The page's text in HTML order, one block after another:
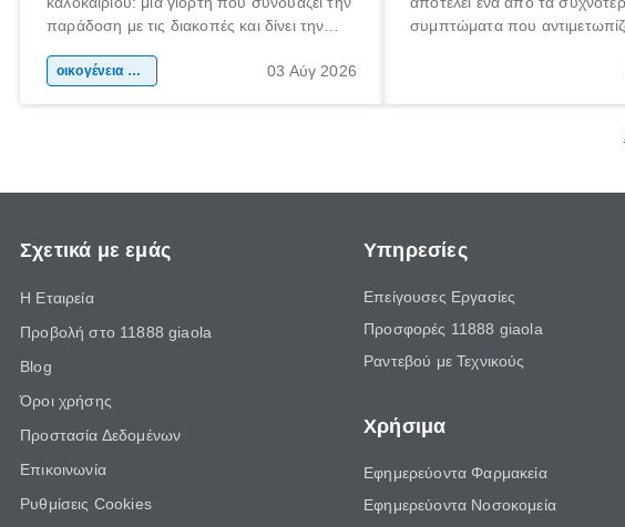
παράδοση με τις διακοπές και δίνει την
χώρας. Είτε πρόκειται για λίγες μέρες
οικογένεια & παιδί 03 Αύγ 2026
συμπτώματα που
πληροφορίες για το «κνησμός
Σχετικά με εμάς
Η Εταιρεία
Προβολή στο 11888 giaola
Blog
Όροι χρήσης
Προστασία Δεδομένων
Επικοινωνία
Ρυθμίσεις Cookies
Υπηρεσίες
Επείγουσες Εργασίες
Προσφορές 11888 giaola
Ραντεβού με Τεχνικούς
Χρήσιμα
Εφημερεύοντα Φαρμακεία
Εφημερεύοντα Νοσοκομεία